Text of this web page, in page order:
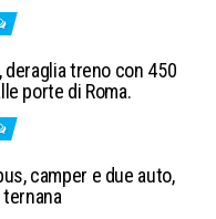
treno con 450
porte di Roma.
camper e due auto,